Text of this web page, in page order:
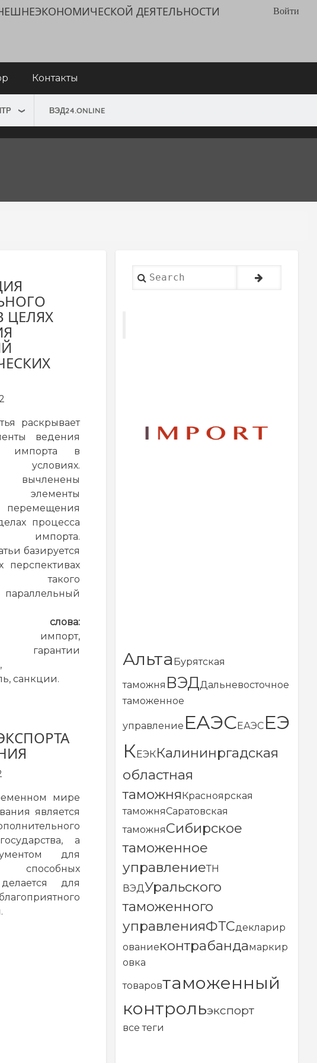
Войти
ДЕЯТЕЛЬНОСТИ
Контакты
ВЭД24.ONLINE
ЦЕЛЯХ
раскрывает
ведения
импорта в
условиях.
вычленены
элементы
процесса
импорта.
базируется
перспективах
такого
слова:
импорт,
гарантии
санкции.
мире
является
а
для
способных
для
Search
Альта Бурятская
таможня ВЭДДальневосточное
таможенное
управление ЕАЭСЕАЭСЕЭ
КЕЭККалининргадская
областная
таможняКрасноярская
таможняСаратовская
таможняСибирское
таможенное
управлениеТН
ВЭДУральского
таможенного
управленияФТСдекларир
ованиеконтрабандамаркир
овка
товаровтаможенный
контрольэкспорт
все теги